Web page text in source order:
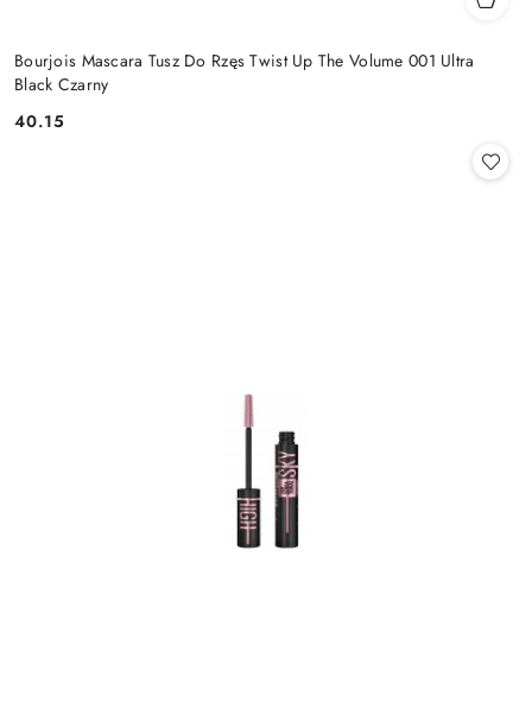
Bourjois Mascara Tusz Do Rzęs Twist Up The Volume 001 Ultra
Black Czarny
Cena:
40.15